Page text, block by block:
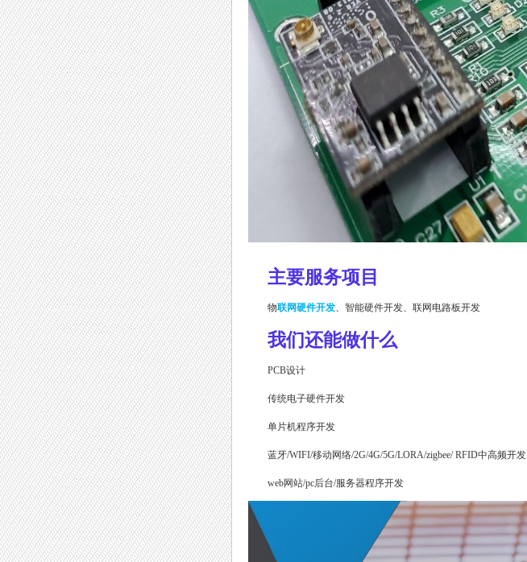
主要服务项目
物联网硬件开发、智能硬件开发、联网电路板开发
我们还能做什么
PCB设计
传统电子硬件开发
单片机程序开发
蓝牙/WIFI/移动网络/2G/4G/5G/LORA/zigbee/ RFID中高频开发
web网站/pc后台/服务器程序开发